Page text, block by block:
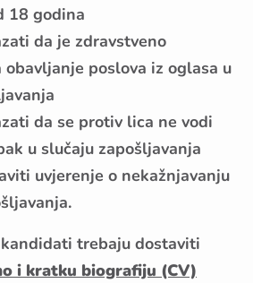
18 godina
da je zdravstveno
obavljanje poslova iz oglasa u
da se protiv lica ne vodi
u slučaju zapošljavanja
uvjerenje o nekažnjavanju
trebaju dostaviti
i kratku biografiju (CV)